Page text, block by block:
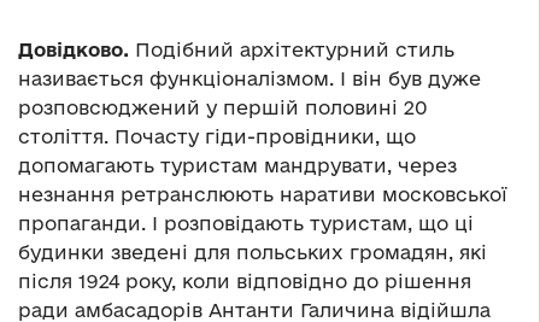
Довідково. Подібний архітектурний стиль
називається функціоналізмом. І він був дуже
розповсюджений у першій половині 20
століття. Почасту гіди-провідники, що
допомагають туристам мандрувати, через
незнання ретранслюють наративи московської
пропаганди. І розповідають туристам, що ці
будинки зведені для польських громадян, які
після 1924 року, коли відповідно до рішення
ради амбасадорів Антанти Галичина відійшла